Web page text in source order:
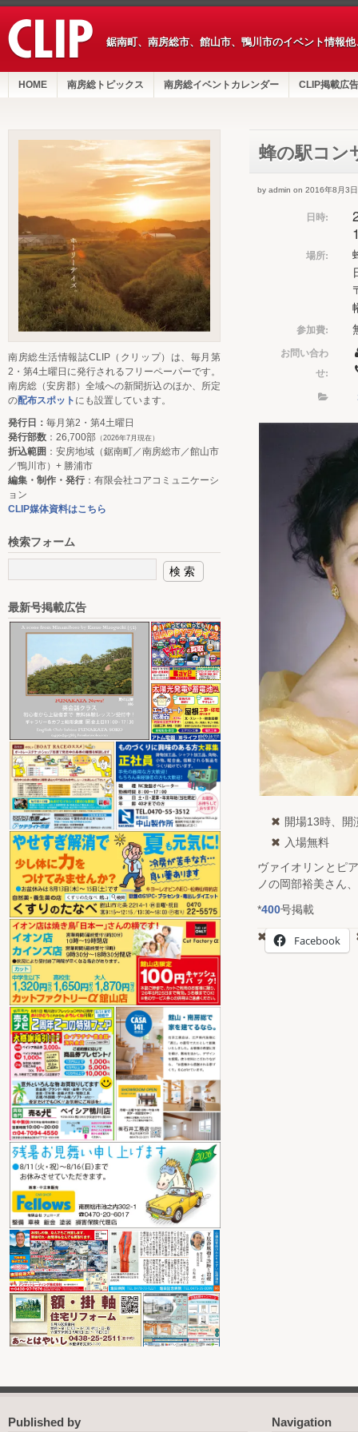
鋸南町、南房総市、館山市、鴨川市のイベント情報
HOME 南房総トピックス 南房総イベントカレンダー CLIP掲載広告
蜂の駅コン
by admin on 2016年8月3日
日時:
場所:
参加費:
お問い合わ
せ:
開場13時、開
入場無料
ヴァイオリンとピ
ノの岡部裕美さん
*400号掲載
Facebook
南房総生活情報誌CLIP（クリップ）は、毎月第
2・第4土曜日に発行されるフリーペーパーです。
南房総（安房郡）全域への新聞折込のほか、所定
の配布スポット にも設置しています。
発行日： 毎月第2・第4土曜日
発行部数 ：26,700部 （2026年7月現在）
折込範囲 ：安房地域（鋸南町／南房総市／館山市
／鴨川市）+ 勝浦市
編集・制作・発行：有限会社コアコミュニケーシ
ョン
CLIP媒体資料はこちら
検索フォーム
最新号掲載広告
Published by Navigation